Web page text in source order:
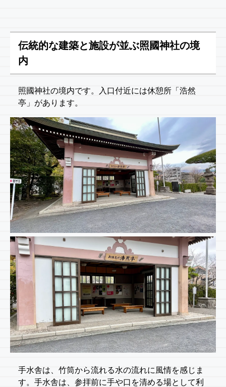
伝統的な建築と施設が並ぶ照國神社の境
内
照國神社の境内です。入口付近には休憩所「浩然
亭」があります。
手水舎は、竹筒から流れる水の流れに風情を感じま
す。手水舎は、参拝前に手や口を清める場として利